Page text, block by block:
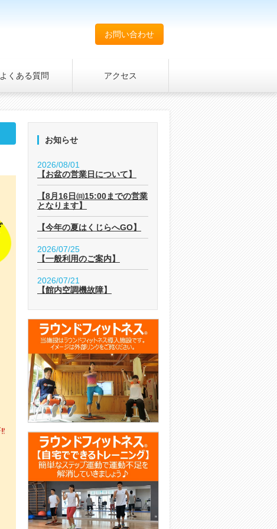
お問い合わせ
よくある質問 アクセス
お知らせ
2026/08/01
【お盆の営業日について】
【8月16日㈰15:00までの営業
となります】
【今年の夏はくじらへGO】
2026/07/25
【一般利用のご案内】
2026/07/21
【館内空調機故障】